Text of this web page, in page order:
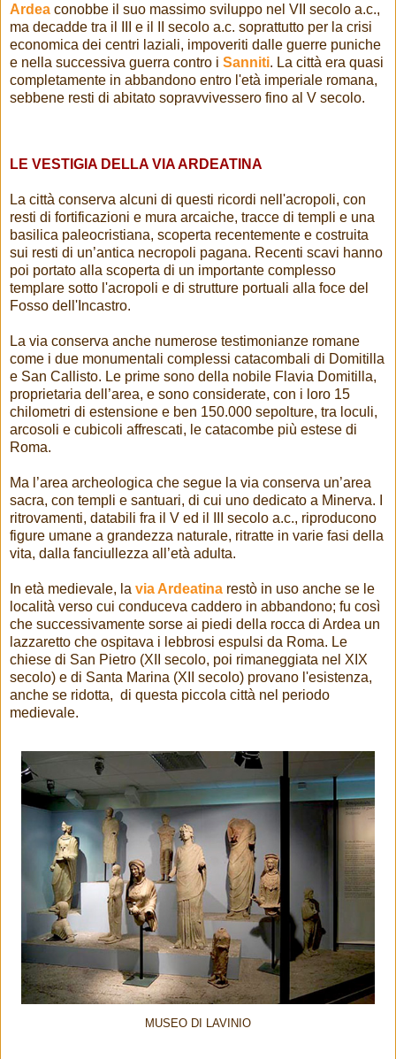
Ardea conobbe il suo massimo sviluppo nel VII secolo a.c.,
ma decadde tra il III e il II secolo a.c. soprattutto per la crisi
economica dei centri laziali, impoveriti dalle guerre puniche
e nella successiva guerra contro i Sanniti. La città era quasi
completamente in abbandono entro l'età imperiale romana,
sebbene resti di abitato sopravvivessero fino al V secolo.
LE VESTIGIA DELLA VIA ARDEATINA
La città conserva alcuni di questi ricordi nell'acropoli, con
resti di fortificazioni e mura arcaiche, tracce di templi e una
basilica paleocristiana, scoperta recentemente e costruita
sui resti di un’antica necropoli pagana. Recenti scavi hanno
poi portato alla scoperta di un importante complesso
templare sotto l'acropoli e di strutture portuali alla foce del
Fosso dell'Incastro.
La via conserva anche numerose testimonianze romane
come i due monumentali complessi catacombali di Domitilla
e San Callisto. Le prime sono della nobile Flavia Domitilla,
proprietaria dell’area, e sono considerate, con i loro 15
chilometri di estensione e ben 150.000 sepolture, tra loculi,
arcosoli e cubicoli affrescati, le catacombe più estese di
Roma.
Ma l’area archeologica che segue la via conserva un’area
sacra, con templi e santuari, di cui uno dedicato a Minerva. I
ritrovamenti, databili fra il V ed il III secolo a.c., riproducono
figure umane a grandezza naturale, ritratte in varie fasi della
vita, dalla fanciullezza all’età adulta.
In età medievale, la via Ardeatina restò in uso anche se le
località verso cui conduceva caddero in abbandono; fu così
che successivamente sorse ai piedi della rocca di Ardea un
lazzaretto che ospitava i lebbrosi espulsi da Roma. Le
chiese di San Pietro (XII secolo, poi rimaneggiata nel XIX
secolo) e di Santa Marina (XII secolo) provano l'esistenza,
anche se ridotta, di questa piccola città nel periodo
medievale.
MUSEO DI LAVINIO